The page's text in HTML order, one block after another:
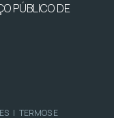
PÚBLICO DE
| TERMOS E